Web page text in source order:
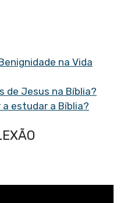
na Vida
de Jesus na Bíblia?
a estudar a Bíblia?